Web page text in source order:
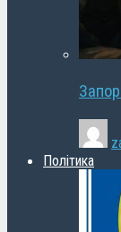
Політика